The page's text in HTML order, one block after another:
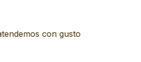
con gusto